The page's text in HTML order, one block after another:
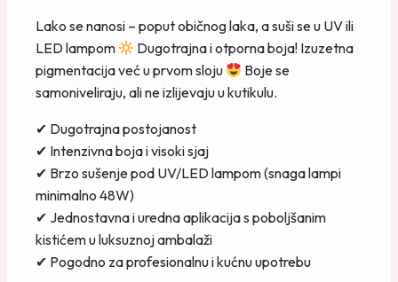
Lako se nanosi – poput običnog laka, a suši se u UV ili
LED lampom
Dugotrajna i otporna boja! Izuzetna
pigmentacija već u prvom sloju
Boje se
samoniveliraju, ali ne izlijevaju u kutikulu.
✔ Dugotrajna postojanost
✔ Intenzivna boja i visoki sjaj
✔ Brzo sušenje pod UV/LED lampom (snaga lampi
minimalno 48W)
✔ Jednostavna i uredna aplikacija s poboljšanim
kistićem u luksuznoj ambalaži
✔ Pogodno za profesionalnu i kućnu upotrebu